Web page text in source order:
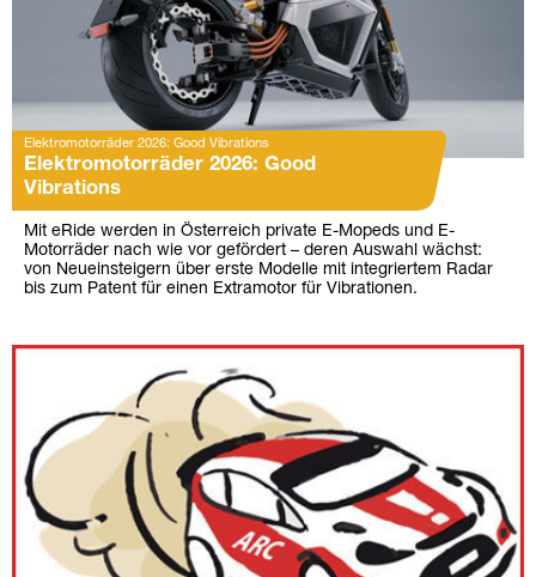
Elektromotorräder 2026: Good Vibrations
Elektromotorräder 2026: Good
Vibrations
Mit eRide werden in Österreich private E-Mopeds und E-
Motorräder nach wie vor gefördert – deren Auswahl wächst:
von Neueinsteigern über erste Modelle mit integriertem Radar
bis zum Patent für einen Extramotor für Vibrationen.